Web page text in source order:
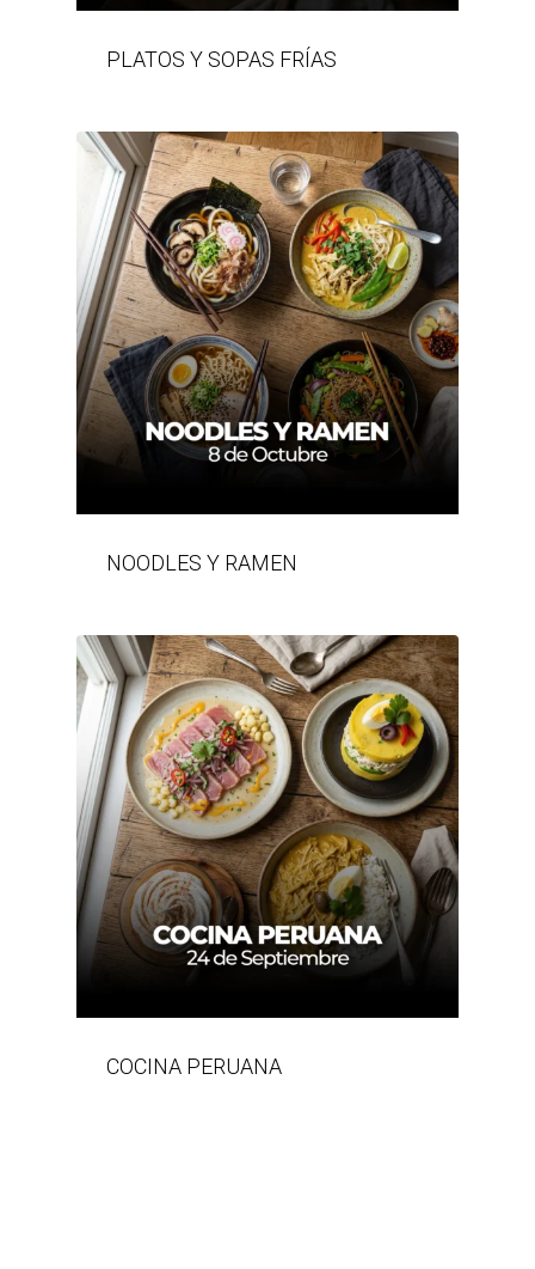
PLATOS Y SOPAS FRÍAS
NOODLES Y RAMEN
COCINA PERUANA